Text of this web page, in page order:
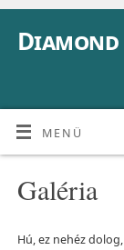
MENÜ
Galéria
Hú, ez nehéz